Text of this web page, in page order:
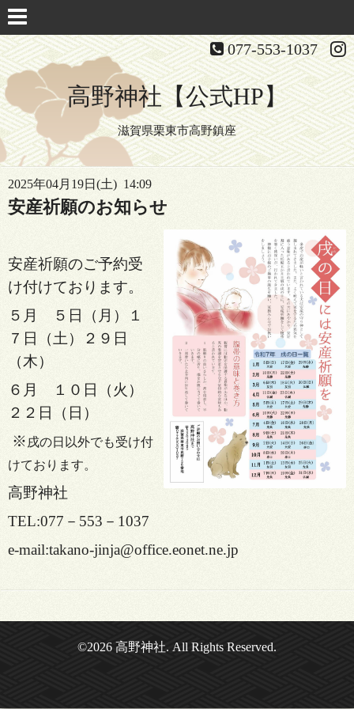
077-553-1037
高野神社【公式HP】
滋賀県栗東市高野鎮座
2025年04月19日(土) 14:09
安産祈願のお知らせ
安産祈願のご予約受
け付けております。
５月 ５日（月）１
７日（土）２９日
（木）
６月 １０日（火）
２２日（日）
※ 戌の日以外でも受け付
けております。
高野神社
TEL:077－553－1037
e-mail:takano-jinja@office.eonet.ne.jp
©2026 高野神社. All Rights Reserved.